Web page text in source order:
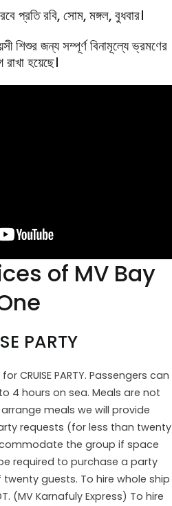
প্রতি রবি, সােম, মঙ্গল, বুধবার।
শিশুর জন্য সম্পূর্ণ বিনামূল্যে ভ্রমণের
হয়েছে।
of MV Bay
PARTY
CRUISE PARTY. Passengers can
4 hours on sea. Meals are not
meals we will provide
requests (for less than twenty
the group if space
required to purchase a party
guests. To hire whole ship
(MV Karnafuly Express) To hire